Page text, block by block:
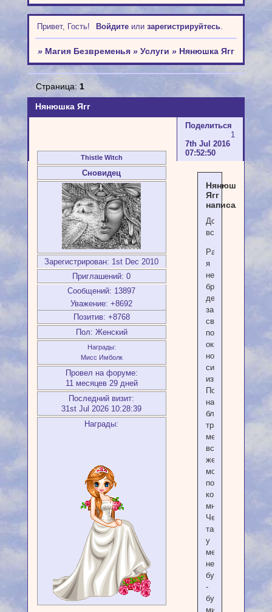
Привет, Гость! Войдитеили зарегистрируйтесь.
» Магия Безвременья » Услуги » Нянюшка Ягг
Нянюшка Ягг
Страница: 1
Поделиться
1
7th Jul 2016
07:52:50
Thistle Witch
Сновидец
Зарегистрирован: 1st Dec 2010
Приглашений: 0
Сообщений: 13897
Уважение: +8692
Позитив: +8768
Пол: Женский
Награды:
Мисс Имболк
Провел на форуме:
11 месяцев 29 дней
Последний визит:
31st Jul 2026 10:28:39
Награды:
Нянюшка
Ягг
написал(а):
Дорогие
все!!!
Ранее
я
не
брала
денег
за
свою
помощь
окружающим,
но
ситуация
изменилась.
Поэтому
на
ближайшие
три
месяца
все
желающие
могут
попасть
ко
мне.
Четкого
тарифа
у
меня
не
будет
-
будет
минимальная